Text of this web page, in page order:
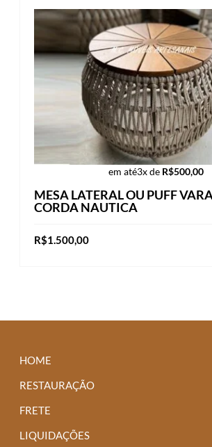
em até3x de R$500,00
MESA LATERAL OU PUFF
CORDA NAUTICA
R$1.500,00
várias
HOME
RESTAURAÇÃO
FRETE
LIQUIDAÇÕES